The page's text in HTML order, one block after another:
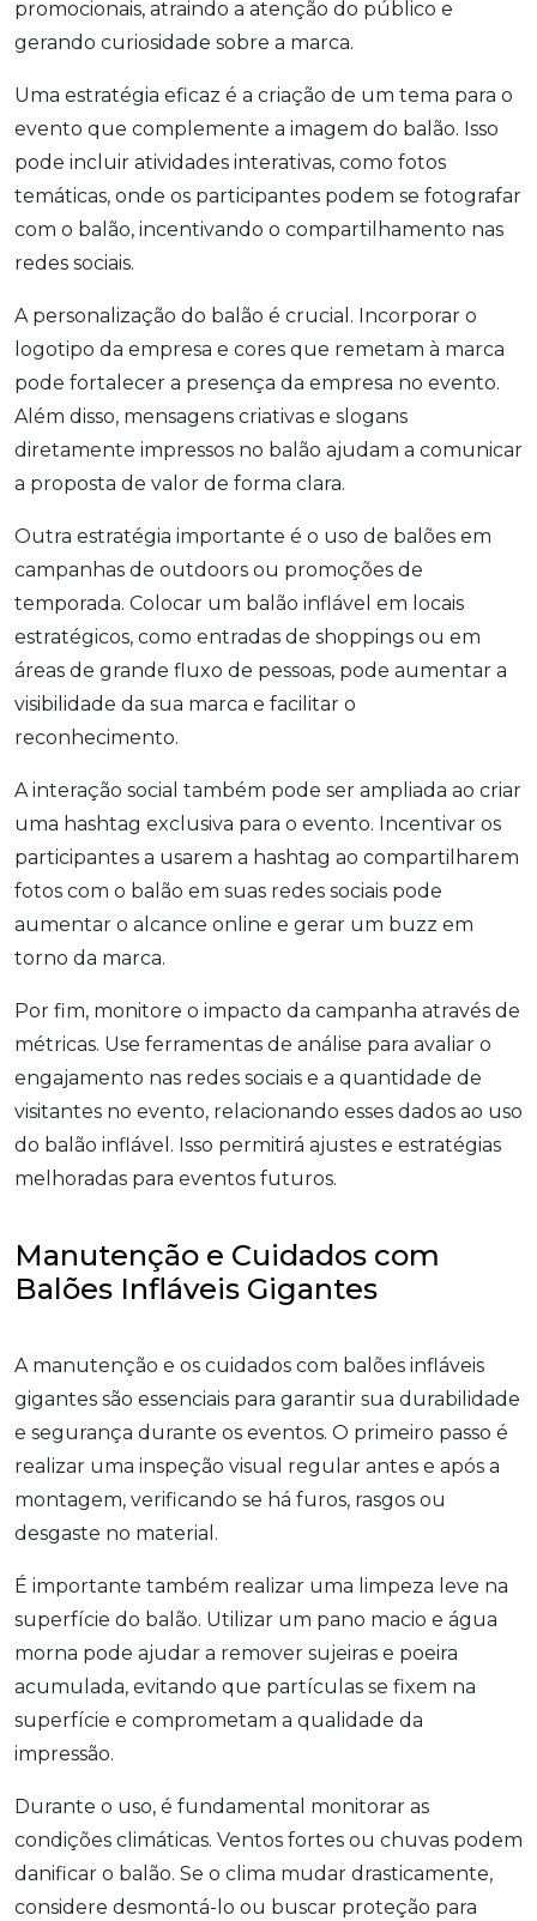
promocionais, atraindo a atenção do público e
gerando curiosidade sobre a marca.
Uma estratégia eficaz é a criação de um tema para o
evento que complemente a imagem do balão. Isso
pode incluir atividades interativas, como fotos
temáticas, onde os participantes podem se fotografar
com o balão, incentivando o compartilhamento nas
redes sociais.
A personalização do balão é crucial. Incorporar o
logotipo da empresa e cores que remetam à marca
pode fortalecer a presença da empresa no evento.
Além disso, mensagens criativas e slogans
diretamente impressos no balão ajudam a comunicar
a proposta de valor de forma clara.
Outra estratégia importante é o uso de balões em
campanhas de outdoors ou promoções de
temporada. Colocar um balão inflável em locais
estratégicos, como entradas de shoppings ou em
áreas de grande fluxo de pessoas, pode aumentar a
visibilidade da sua marca e facilitar o
reconhecimento.
A interação social também pode ser ampliada ao criar
uma hashtag exclusiva para o evento. Incentivar os
participantes a usarem a hashtag ao compartilharem
fotos com o balão em suas redes sociais pode
aumentar o alcance online e gerar um buzz em
torno da marca.
Por fim, monitore o impacto da campanha através de
métricas. Use ferramentas de análise para avaliar o
engajamento nas redes sociais e a quantidade de
visitantes no evento, relacionando esses dados ao uso
do balão inflável. Isso permitirá ajustes e estratégias
melhoradas para eventos futuros.
Manutenção e Cuidados com
Balões Infláveis Gigantes
A manutenção e os cuidados com balões infláveis
gigantes são essenciais para garantir sua durabilidade
e segurança durante os eventos. O primeiro passo é
realizar uma inspeção visual regular antes e após a
montagem, verificando se há furos, rasgos ou
desgaste no material.
É importante também realizar uma limpeza leve na
superfície do balão. Utilizar um pano macio e água
morna pode ajudar a remover sujeiras e poeira
acumulada, evitando que partículas se fixem na
superfície e comprometam a qualidade da
impressão.
Durante o uso, é fundamental monitorar as
condições climáticas. Ventos fortes ou chuvas podem
danificar o balão. Se o clima mudar drasticamente,
considere desmontá-lo ou buscar proteção para